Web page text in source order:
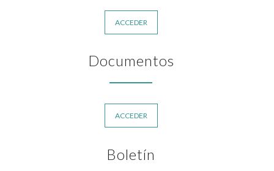
ACCEDER
Documentos
ACCEDER
Boletín